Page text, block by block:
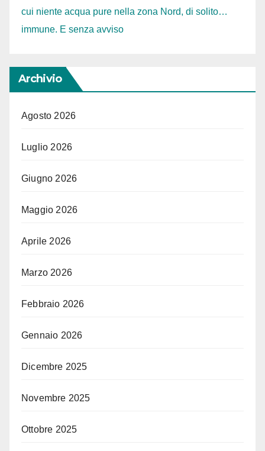
cui niente acqua pure nella zona Nord, di solito…
immune. E senza avviso
Archivio
Agosto 2026
Luglio 2026
Giugno 2026
Maggio 2026
Aprile 2026
Marzo 2026
Febbraio 2026
Gennaio 2026
Dicembre 2025
Novembre 2025
Ottobre 2025